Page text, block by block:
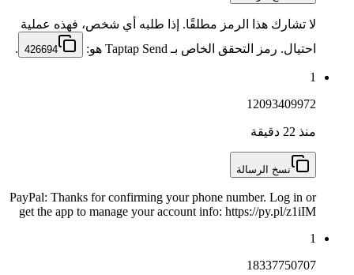
لا تشارك هذا الرمز مطلقًا. إذا طلبه أي شخص، فهذه عملية
احتيال. رمز التحقق الخاص بـ Taptap Send هو:
426694
.
1
12093409972
منذ 22 دقيقة
نسخ الرسالة
PayPal: Thanks for confirming your phone number. Log in or
get the app to manage your account info: https://py.pl/z1iIM
1
18337750707